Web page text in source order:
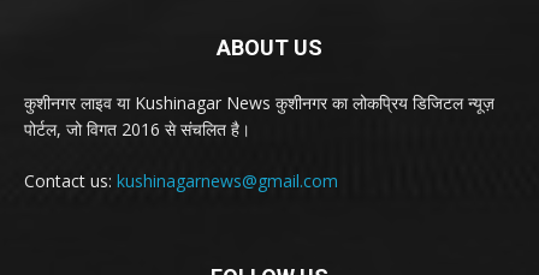
ABOUT US
कुशीनगर लाइव या Kushinagar News कुशीनगर का लोकप्रिय डिजिटल न्यूज़
पोर्टल, जो विगत 2016 से संचलित है।
Contact us: kushinagarnews@gmail.com